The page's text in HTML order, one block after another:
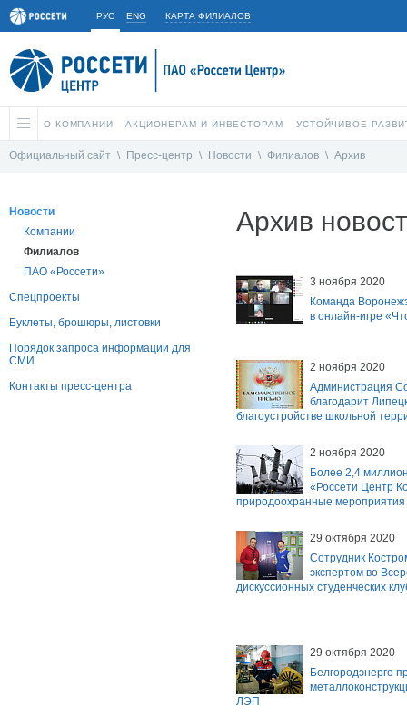
РУС ENG КАРТА ФИЛИАЛОВ
О КОМПАНИИ АКЦИОНЕРАМ И ИНВЕСТОРАМ УСТОЙЧИВОЕ
Официальный сайт \ Пресс-центр \ Новости \ Филиалов \ Архив
Новости
Компании
Филиалов
ПАО «Россети»
Спецпроекты
Буклеты, брошюры, листовки
Порядок запроса информации для
СМИ
Контакты пресс-центра
Архив
3 ноября 2020
Команда
в онлайн-игре
2 ноября 2020
Администрация
благодарит
благоустройстве школьной
2 ноября 2020
Более 2,4
«Россети Центр
природоохранные мероприятия
29 октября 2020
Сотрудник
экспертом во
дискуссионных студенческих
29 октября 2020
Белгородэнерго
ЛЭП